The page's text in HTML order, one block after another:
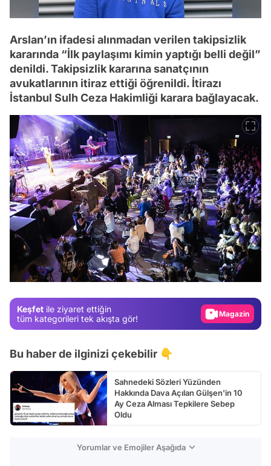
Arslan’ın ifadesi alınmadan verilen takipsizlik
kararında “İlk paylaşımı kimin yaptığı belli değil”
denildi. Takipsizlik kararına sanatçının
avukatlarının itiraz ettiği öğrenildi. İtirazı
İstanbul Sulh Ceza Hakimliği karara bağlayacak.
Keşfet ile ziyaret ettiğin
tüm kategorileri tek akışta gör!
Video
Test
Gündem
Video
Bu haber de ilginizi çekebilir 👇
Sahnedeki Sözleri Yüzünden
Hakkında Dava Açılan Gülşen'in 10
Ay Ceza Alması Tepkilere Sebep
Oldu
Yorumlar ve Emojiler Aşağıda